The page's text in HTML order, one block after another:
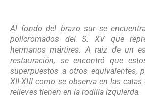
Al fondo del brazo sur se
policromados del S. XV que
hermanos mártires. A raiz de un
restauración, se encontró que
superpuestos a otros equivalentes,
XII-XIII como se observa en las
relieves tienen en la rodilla izquierda.